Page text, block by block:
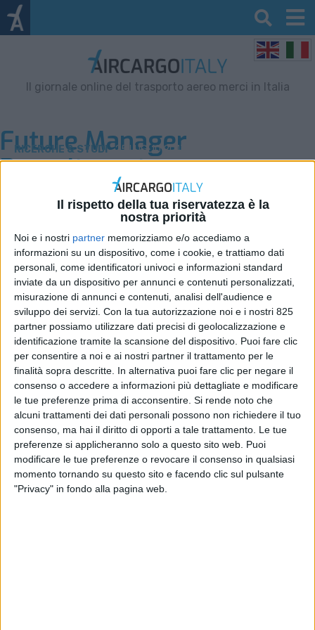
Il rispetto della tua riservatezza è la
nostra priorità
Noi e i nostri partner memorizziamo e/o accediamo a
informazioni su un dispositivo, come i cookie, e trattiamo dati
personali, come identificatori univoci e informazioni standard
inviate da un dispositivo per annunci e contenuti personalizzati,
misurazione di annunci e contenuti, analisi dell'audience e
sviluppo dei servizi. Con la tua autorizzazione noi e i nostri 825
partner possiamo utilizzare dati precisi di geolocalizzazione e
identificazione tramite la scansione del dispositivo. Puoi fare clic
per consentire a noi e ai nostri partner il trattamento per le
finalità sopra descritte. In alternativa puoi fare clic per negare il
consenso o accedere a informazioni più dettagliate e modificare
le tue preferenze prima di acconsentire. Si rende noto che
alcuni trattamenti dei dati personali possono non richiedere il tuo
consenso, ma hai il diritto di opporti a tale trattamento. Le tue
preferenze si applicheranno solo a questo sito web. Puoi
modificare le tue preferenze o revocare il consenso in qualsiasi
momento tornando su questo sito e facendo clic sul pulsante
"Privacy" in fondo alla pagina web.
Il giornale online del trasporto aereo merci in Italia
Future Manager
Recruitment
Sale la domanda di personale
specializzato nella logistica
RICERCHE & STUDI 25 LUGLIO 2017
VUOI RICEVERE AGGIORNAMENTI SUI
TUOI TOPICS PREFERITI OGNI
GIORNO?
ISCRIVITI
Dichiaro di aver letto e compreso l'informativa sulla privacy e
di dare il mio consenso alla ricezione di promozioni commerciali
ed informative.Vedi POLITICA SULLA PRIVACY.